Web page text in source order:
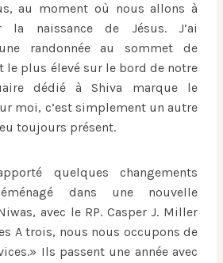
au moment où nous allons à
la naissance de Jésus. J’ai
randonnée au sommet de
le plus élevé sur le bord de notre
dédié à Shiva marque le
moi, c’est simplement un autre
toujours présent.
quelques changements
dans une nouvelle
avec le RP. Casper J. Miller
A trois, nous nous occupons de
Ils passent une année avec